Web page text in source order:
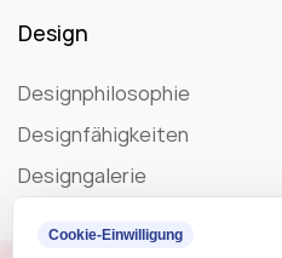
Design
Designphilosophie
Designfähigkeiten
Designgalerie
BlogCookie-Einwilligung